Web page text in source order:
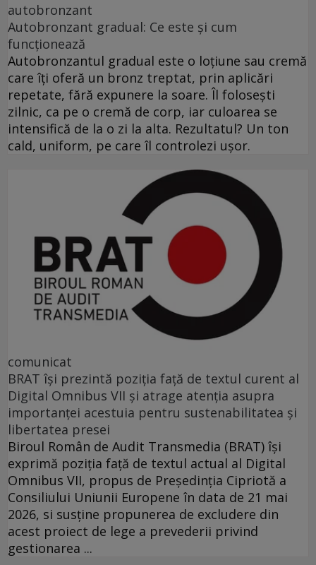
autobronzant
Autobronzant gradual: Ce este și cum
funcționează
Autobronzantul gradual este o loțiune sau cremă
care îți oferă un bronz treptat, prin aplicări
repetate, fără expunere la soare. Îl folosești
zilnic, ca pe o cremă de corp, iar culoarea se
intensifică de la o zi la alta. Rezultatul? Un ton
cald, uniform, pe care îl controlezi ușor.
comunicat
BRAT își prezintă poziția față de textul curent al
Digital Omnibus VII și atrage atenția asupra
importanței acestuia pentru sustenabilitatea și
libertatea presei
Biroul Român de Audit Transmedia (BRAT) își
exprimă poziția față de textul actual al Digital
Omnibus VII, propus de Președinția Cipriotă a
Consiliului Uniunii Europene în data de 21 mai
2026, si susține propunerea de excludere din
acest proiect de lege a prevederii privind
gestionarea ...